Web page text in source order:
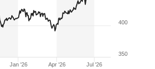
Jan '26 Apr '26 Jul '26
350
400